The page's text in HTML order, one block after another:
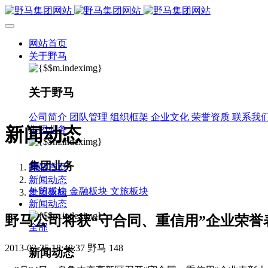
网站首页
关于野马
关于野马
公司简介 团队管理 组织框架 企业文化 荣誉资质 联系我
集团业务
集团业务
外贸板块 金融板块 文旅板块
新闻动态
全部
新闻动态
新闻动态
网站首页
新闻动态
集团新闻
野马公司将获“守合同、重信用”企业荣誉
2013-03-25 18:48:37 野马 148